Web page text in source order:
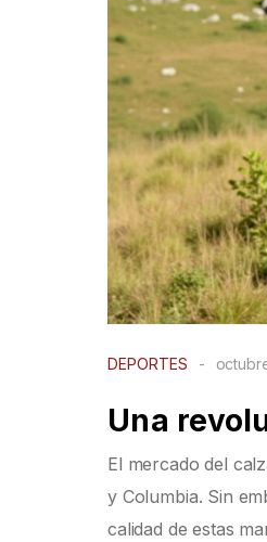
DEPORTES -
Una
El mercado del
y Columbia. Sin
calidad de estas